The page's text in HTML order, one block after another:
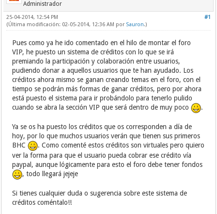
Administrador
#1
25-04-2014, 12:54 PM
(Última modificación: 02-05-2014, 12:36 AM por Sauron.)
Pues como ya he ido comentado en el hilo de montar el foro
VIP, he puesto un sistema de créditos con lo que se irá
premiando la participación y colaboración entre usuarios,
pudiendo donar a aquellos usuarios que te han ayudado. Los
créditos ahora mismo se ganan creando temas en el foro, con el
tiempo se podrán más formas de ganar créditos, pero por ahora
está puesto el sistema para ir probándolo para tenerlo pulido
cuando se abra la sección VIP que será dentro de muy poco
.
Ya se os ha puesto los créditos que os corresponden a día de
hoy, por lo que muchos usuarios verán que tienen sus primeros
BHC
. Como comenté estos créditos son virtuales pero quiero
ver la forma para que el usuario pueda cobrar ese crédito vía
paypal, aunque lógicamente para esto el foro debe tener fondos
, todo llegará jejeje
Si tienes cualquier duda o sugerencia sobre este sistema de
créditos coméntalo!!